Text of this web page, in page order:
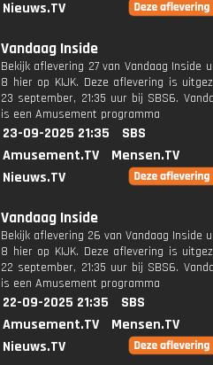
Nieuws.TV
Vandaag Inside
Bekijk aflevering 27 van Vandaag Inside
8 hier op KIJK. Deze aflevering is
23 september, 21:35 uur bij SBS6.
is een Amusement programma
23-09-2025 21:35
SBS
Amusement.TV
Mensen.TV
Nieuws.TV
Vandaag Inside
Bekijk aflevering 26 van Vandaag Inside
8 hier op KIJK. Deze aflevering is
22 september, 21:35 uur bij SBS6.
is een Amusement programma
22-09-2025 21:35
SBS
Amusement.TV
Mensen.TV
Nieuws.TV